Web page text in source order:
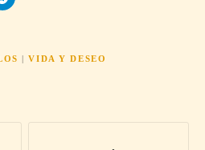
|VIDA Y DESEO